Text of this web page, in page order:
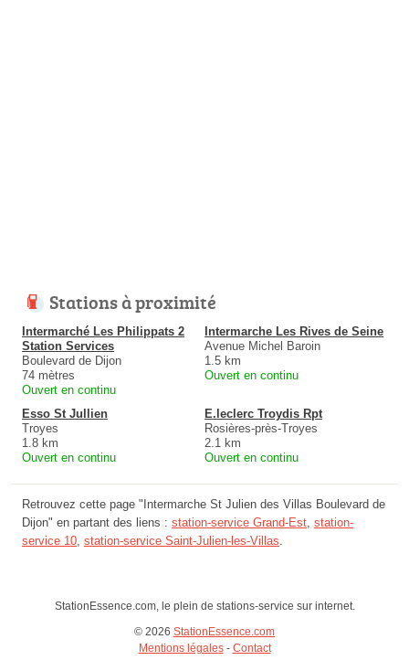
Stations à proximité
Intermarché Les Philippats 2
Station Services
Boulevard de Dijon
74 mètres
Ouvert en continu
Intermarche Les Rives de Seine
Avenue Michel Baroin
1.5 km
Ouvert en continu
Esso St Jullien
Troyes
1.8 km
Ouvert en continu
E.leclerc Troydis Rpt
Rosières-près-Troyes
2.1 km
Ouvert en continu
Retrouvez cette page "Intermarche St Julien des Villas Boulevard de
Dijon" en partant des liens : station-service Grand-Est station-
service 10 station-service Saint-Julien-les-Villas
StationEssence.com, le plein de stations-service sur internet.
© 2026 StationEssence.com
Mentions légales- Contact